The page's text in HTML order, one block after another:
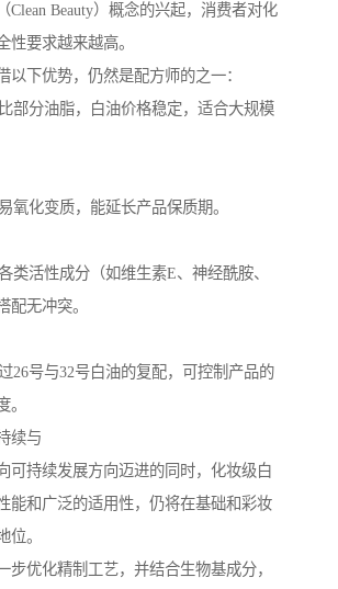
Clean Beauty）概念的兴起，消费者对化
性要求越来越高。
以下优势，仍然是配方师的之一：
部分油脂，白油价格稳定，适合大规模
氧化变质，能延长产品保质期。
类活性成分（如维生素E、神经酰胺、
配无冲突。
26号与32号白油的复配，可控制产品的
。
续与
可持续发展方向迈进的同时，化妆级白
能和广泛的适用性，仍将在基础和彩妆
位。
步优化精制工艺，并结合生物基成分，